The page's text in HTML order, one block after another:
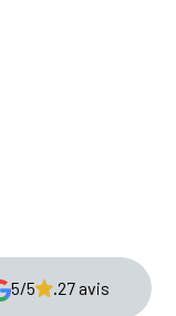
5/5 .27 avis